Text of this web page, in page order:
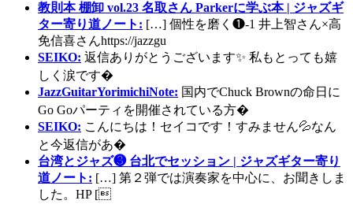
教則本 棚卸 vol.23 名取さん Parkerに学ぶ本 | ジャズギ
ター寄り道ノート: […] 個性を磨く❶-1 井上智さん×高
免信喜さんhttps://jazzgu
SEIKO: 返信ありがとうございます✨ 私もとっても嬉
しく涙です�
JazzGuitarYorimichiNote: 国内でChuck Brownの命日に
Go Goパーティを開催されている方�
SEIKO: こんにちは！セイコです！すみません💦なん
と今返信があ�
台湾とジャズ❸ 台北でセッション | ジャズギター寄り
道ノート: […] 第２弾では演奏家を中心に、お聞きしま
した。HP [